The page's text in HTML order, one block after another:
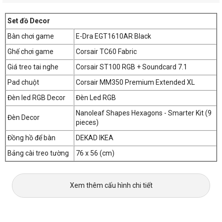
Mainboard ASUS Rog Strix B560-A Gaming Wifi
RAM Desktop Corsair Dominator Platinum White RGB 16GB
(2x8GB) DDR4 3200MHz
Ổ cứng SSD SAMSUNG 980 500GB NVMe M.2
VGA GALAX GeForce RTX 3080 TI HOF 12GB GDDR6X White
Nguồn CORSAIR RM Series RM850 - 850W 80 Plus Gold
Vỏ Case CORSAIR 5000D TG White
Tản nhiệt nước AIO Corsair H100i Elite Capellix White
Quạt tản nhiệt case THERMALTAKE Pure Duo 12 ARGB Sync
Radiator Fan (2 fan pack) White
Màn hình GIGABYTE AORUS FI27Q-X-EK
Set đồ Decor
Bàn chơi game
E-Dra EGT1610AR Black
Ghế chơi game
Corsair TC60 Fabric
Giá treo tai nghe
Corsair ST100 RGB + Soundcard 7.1
Pad chuột
Corsair MM350 Premium Extended XL
Đèn led RGB Decor
Đèn Led RGB
Đèn Decor
Nanoleaf Shapes Hexagons - Smarter Kit (9
pieces)
Đồng hồ để bàn
DEKAD IKEA
Bảng cài treo tường
76 x 56 (cm)
Xem thêm cấu hình chi tiết